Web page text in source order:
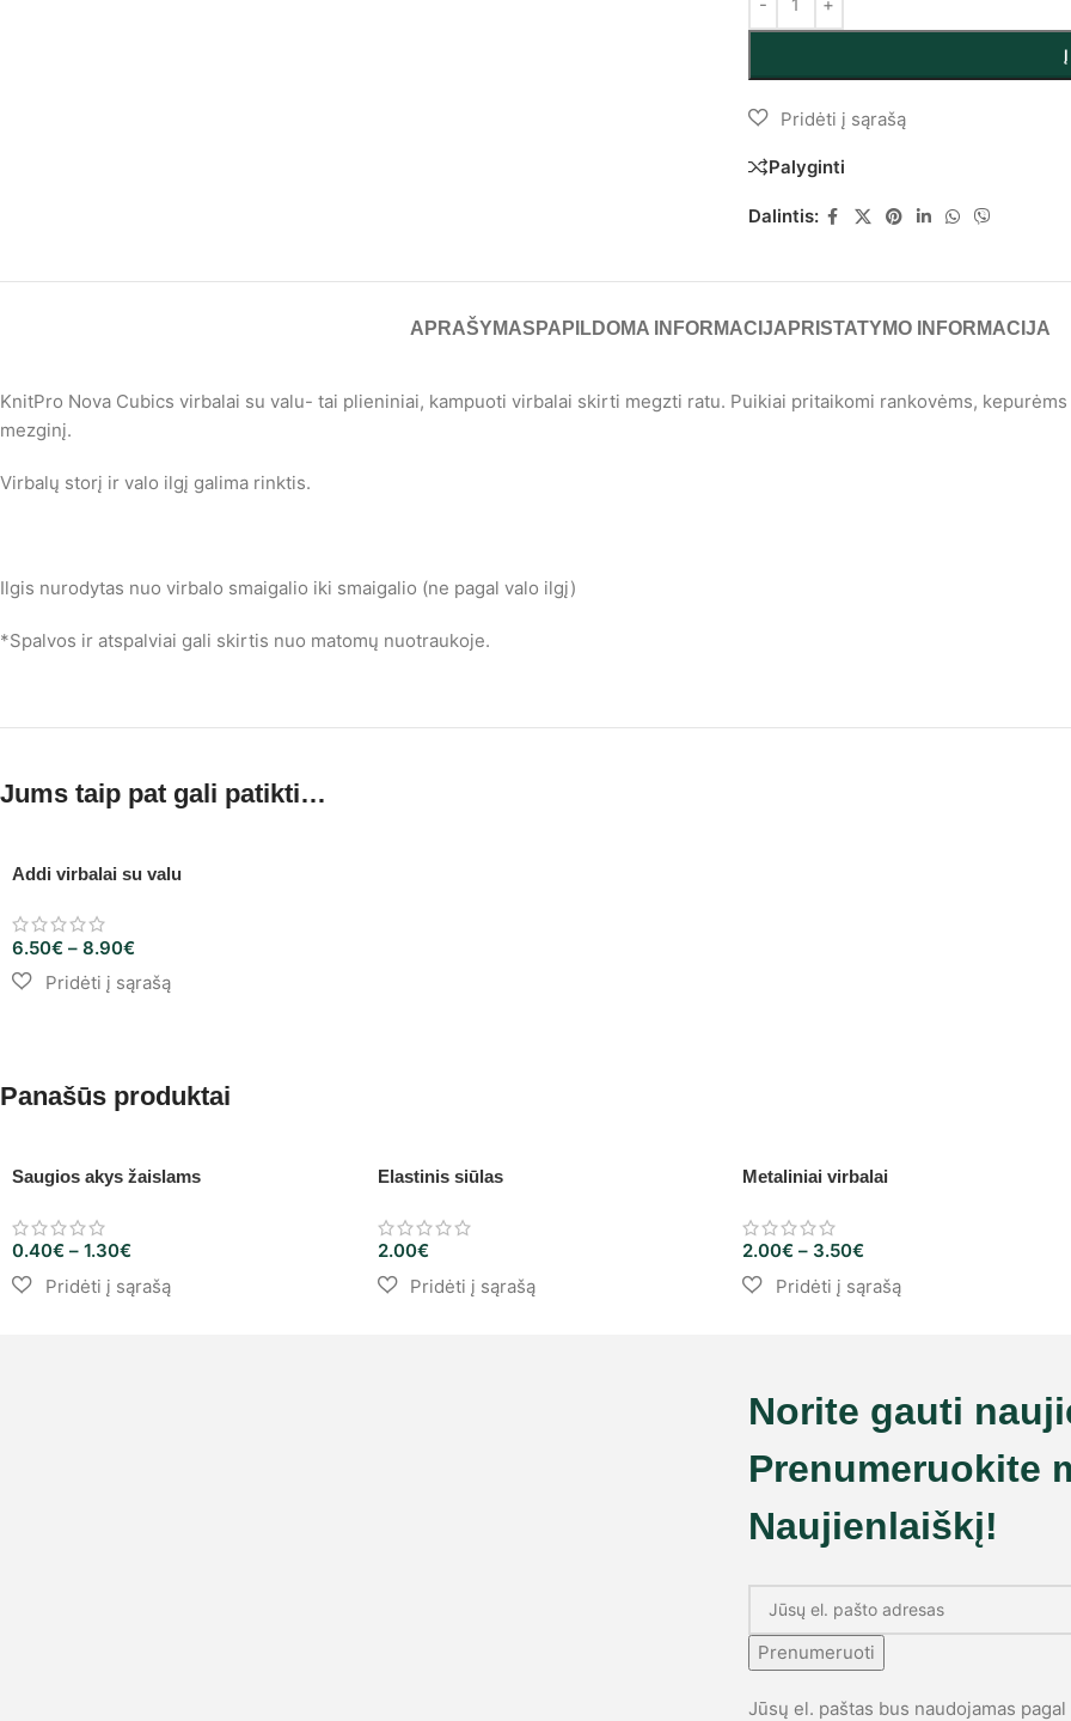
Palyginti
Dalintis:
APRAŠYMAS PAPILDOMA INFORMACIJA PRISTATYMO INFORMACIJA
KnitPro Nova Cubics virbalai su valu- tai plieniniai, kampuoti virbalai skirti megzti ratu. Puikiai pritaikomi rankovėms,
mezginį.
Virbalų storį ir valo ilgį galima rinktis.
Ilgis nurodytas nuo virbalo smaigalio iki smaigalio (ne pagal valo ilgį)
*Spalvos ir atspalviai gali skirtis nuo matomų nuotraukoje.
Jums taip pat gali patikti…
Addi virbalai su valu
6.50€ – 8.90€
Panašūs produktai
Saugios akys žaislams
0.40€ – 1.30€
Elastinis siūlas
2.00€
Metaliniai virbalai
2.00€ – 3.50€
Norite gauti
Prenumeruokite
Naujienlaiškį!
Prenumeruoti
Jūsų el. paštas bus naudojamas pagal